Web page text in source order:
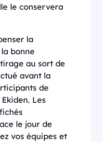
le conservera
la
bonne
au sort de
avant la
de
Les
le jour de
vos équipes et